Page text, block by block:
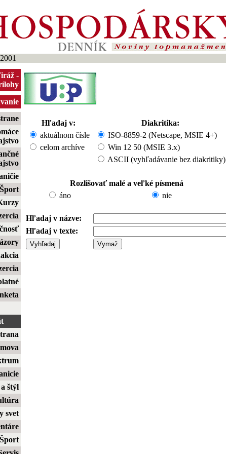
-
Šport
štýl
svet
Šport
Hľadaj v:
aktuálnom čísle
celom archíve
Diakritika:
ISO-8859-2 (Netscape, MSIE 4+)
Win 12 50 (MSIE 3.x)
ASCII (vyhľadávanie bez diakritiky)
Rozlišovať malé a veľké písmená
áno
nie
Hľadaj v názve:
Hľadaj v texte: